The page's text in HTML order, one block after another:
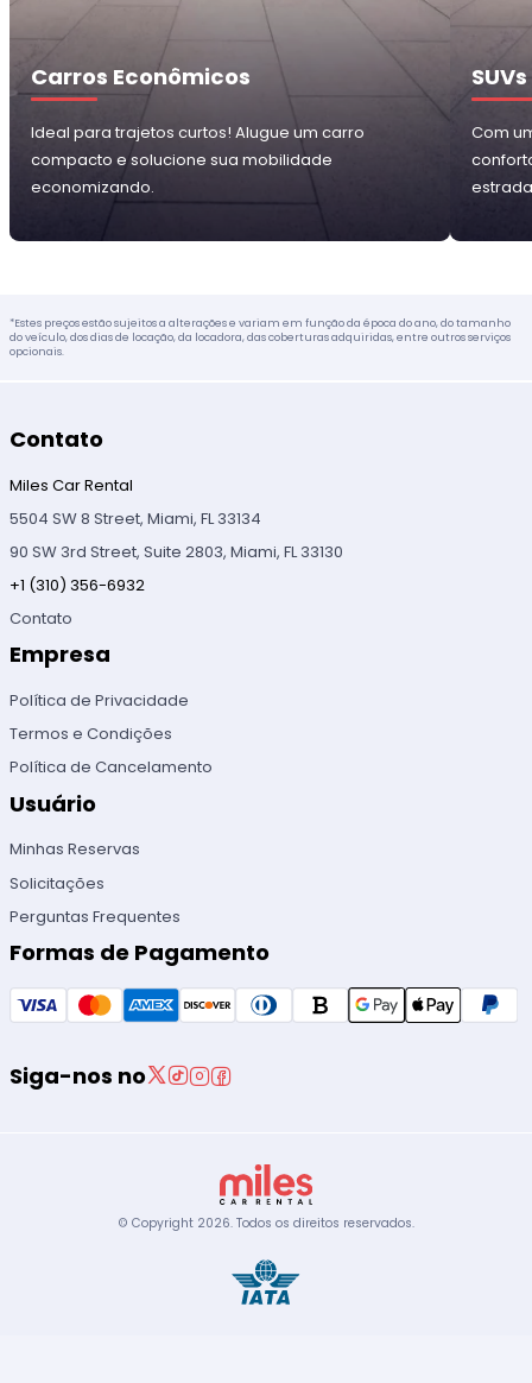
Carros Econômicos
Ideal para trajetos curtos! Alugue um carro
compacto e solucione sua mobilidade
economizando.
SUVs
Com
*Estes preços estão sujeitos a alterações e variam em função da época do ano, do tamanho
do veículo, dos dias de locação, da locadora, das coberturas adquiridas, entre outros serviços
opcionais.
Contato
Miles Car Rental
5504 SW 8 Street, Miami, FL 33134
90 SW 3rd Street, Suite 2803, Miami, FL 33130
+1 (310) 356-6932
Contato
Empresa
Política de Privacidade
Termos e Condições
Política de Cancelamento
Usuário
Minhas Reservas
Solicitações
Perguntas Frequentes
Formas de Pagamento
Siga-nos no
© Copyright 2026. Todos os direitos reservados.